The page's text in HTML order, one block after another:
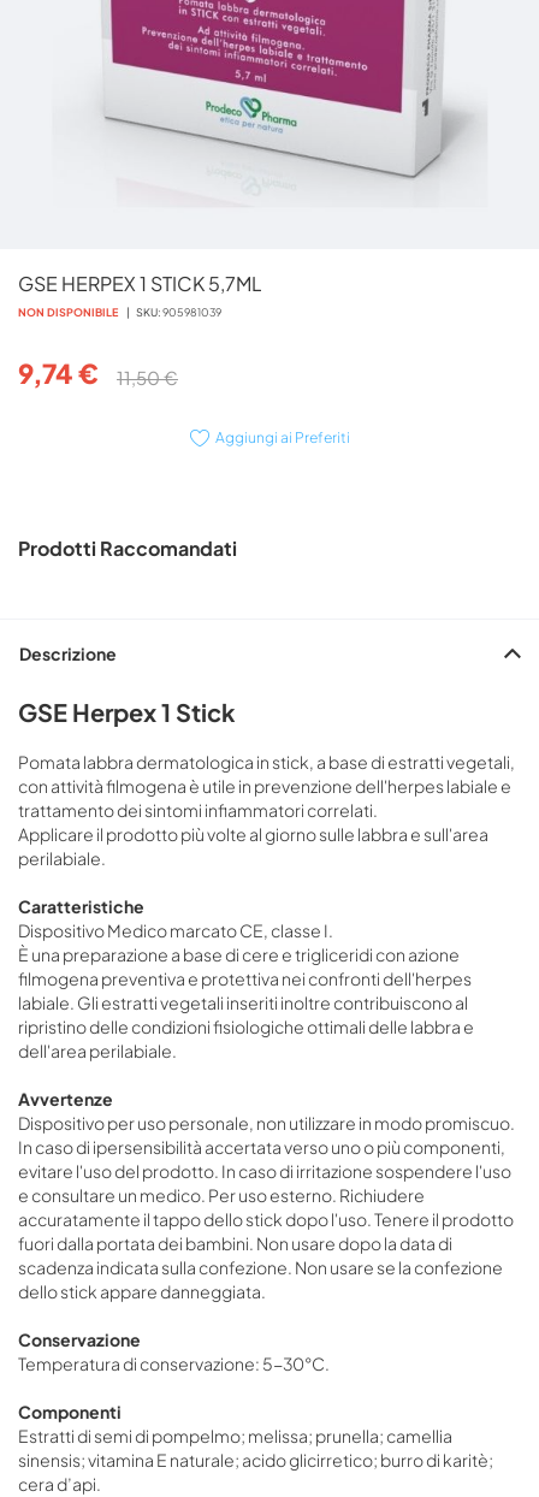
GSE HERPEX 1 STICK 5,7ML
NON DISPONIBILE SKU 905981039
9,74 € 11,50 €
Aggiungi ai Preferiti
all'inizio
della
immagini
Prodotti Raccomandati
Descrizione
GSE Herpex 1 Stick
Pomata labbra dermatologica in stick, a base di estratti vegetali,
con attività filmogena è utile in prevenzione dell'herpes labiale e
trattamento dei sintomi infiammatori correlati.
Applicare il prodotto più volte al giorno sulle labbra e sull'area
perilabiale.
Caratteristiche
Dispositivo Medico marcato CE, classe I.
È una preparazione a base di cere e trigliceridi con azione
filmogena preventiva e protettiva nei confronti dell'herpes
labiale. Gli estratti vegetali inseriti inoltre contribuiscono al
ripristino delle condizioni fisiologiche ottimali delle labbra e
dell'area perilabiale.
Avvertenze
Dispositivo per uso personale, non utilizzare in modo promiscuo.
In caso di ipersensibilità accertata verso uno o più componenti,
evitare l'uso del prodotto. In caso di irritazione sospendere l'uso
e consultare un medico. Per uso esterno. Richiudere
accuratamente il tappo dello stick dopo l'uso. Tenere il prodotto
fuori dalla portata dei bambini. Non usare dopo la data di
scadenza indicata sulla confezione. Non usare se la confezione
dello stick appare danneggiata.
Conservazione
Temperatura di conservazione: 5-30°C.
Componenti
Estratti di semi di pompelmo; melissa; prunella; camellia
sinensis; vitamina E naturale; acido glicirretico; burro di karitè;
cera d’api.